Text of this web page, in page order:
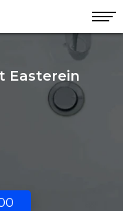
Easterein